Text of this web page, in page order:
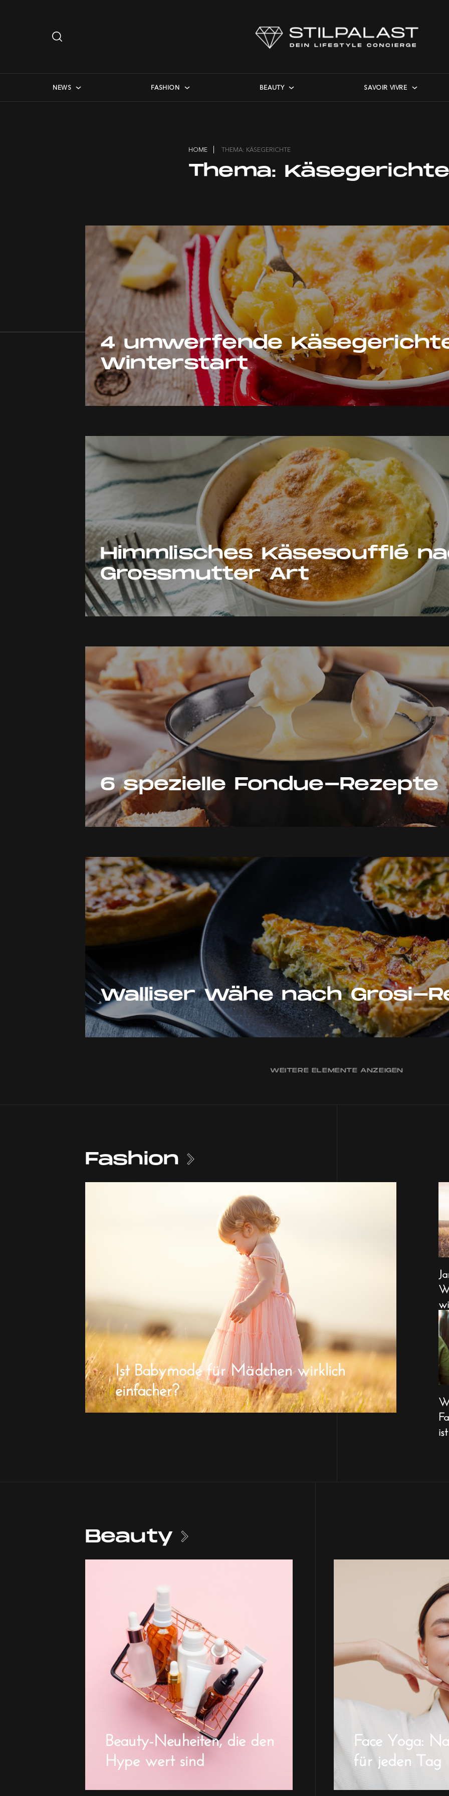
…
NEWS FASHION BEAUTY SAVOIR VIVRE
HOME THEMA: KÄSEGERICHTE
Thema: Käsegerichte
4 umwerfende
Winterstart
Himmlisches Käsesoufflé
Grossmutter Art
6 spezielle Fondue-Rezepte
Walliser Wähe nach Grosi-
WEITERE ELEMENTE ANZEIGEN
Fashion
Ist Babymode für Mädchen wirklich
einfacher?
ist
Beauty
Beauty-Neuheiten, die den
Hype wert sind
Face Yoga:
für jeden Tag